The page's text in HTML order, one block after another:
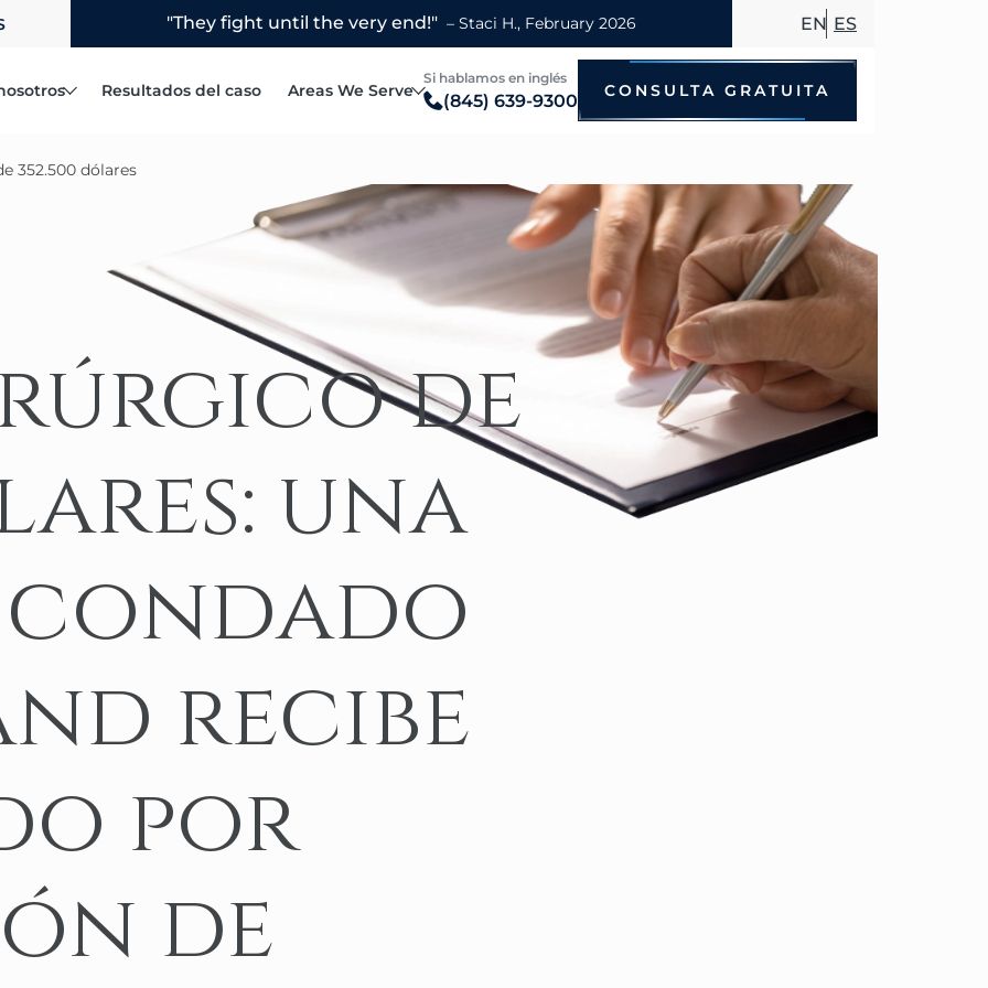
EN ES
Accidentes de bicicleta
Accidentes por conducción distraí Accidentes por conducir en estado
Accidentes de vehículos recreativos Accidentes de motocicleta
Accidentes de camiones Accidentes de taxi
Reclamaciones por vuelco de vehículos Accidentes de peatones
Camión de reparto Accidentes de autobús
Accidentes de viajes compartidos
Accidentes de atropello y fuga Accidentes en el giro a
Accidentes con navaja
Accidente de camión en Amazon
AUTOMOVILÍSTICOS
Steven R. Hymowitz
Margarita Porcelli
Resultados del caso Areas We Serve
Brooklyn
Manhattan
Mount Vernon
New Rochelle
Poughkeepsie
Queens
Yonkers
View All Locations
Si hablamos en inglés
(845) 639-9300 CONSULTA GRATUITA
352.500 dólares
de
una
condado
recibe
por
de